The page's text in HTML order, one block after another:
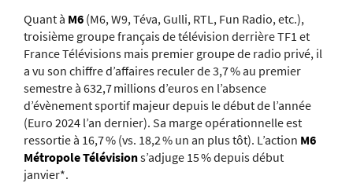
Quant à M6 (M6, W9, Téva, Gulli, RTL, Fun Radio, etc.),
troisième groupe français de télévision derrière TF1 et
France Télévisions mais premier groupe de radio privé, il
a vu son chiffre d’affaires reculer de 3,7 % au premier
semestre à 632,7 millions d’euros en l’absence
d’évènement sportif majeur depuis le début de l’année
(Euro 2024 l’an dernier). Sa marge opérationnelle est
ressortie à 16,7 % (vs. 18,2 % un an plus tôt). L’action M6
Métropole Télévisions’adjuge 15 % depuis début
janvier*.